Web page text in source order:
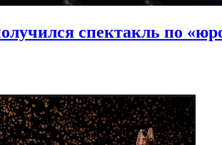
спектакль по